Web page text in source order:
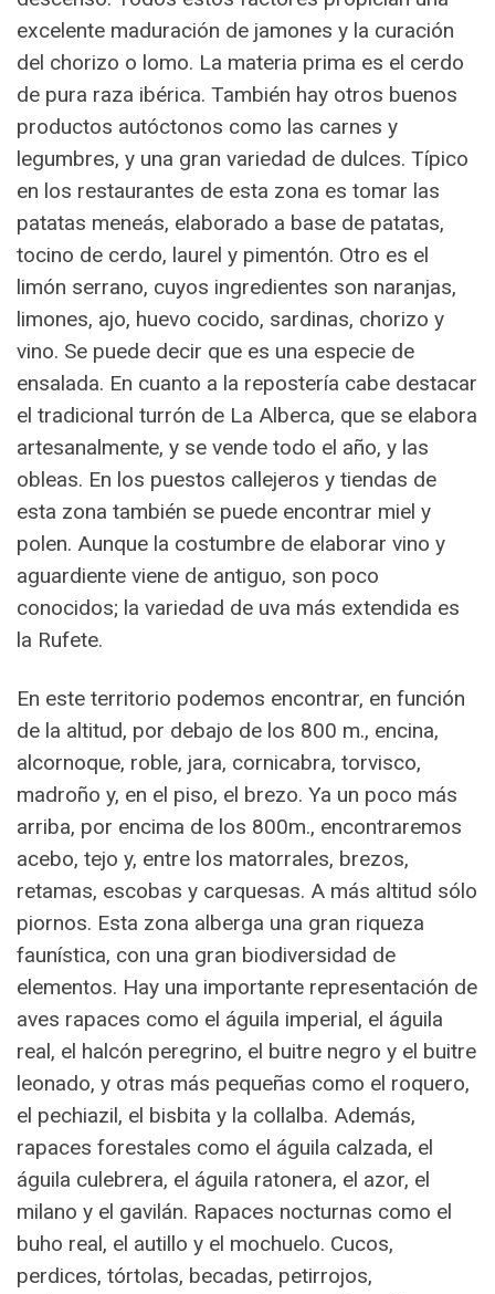
excelente maduración de jamones y la curación
del chorizo o lomo. La materia prima es el cerdo
de pura raza ibérica. También hay otros buenos
productos autóctonos como las carnes y
legumbres, y una gran variedad de dulces. Típico
en los restaurantes de esta zona es tomar las
patatas meneás, elaborado a base de patatas,
tocino de cerdo, laurel y pimentón. Otro es el
limón serrano, cuyos ingredientes son naranjas,
limones, ajo, huevo cocido, sardinas, chorizo y
vino. Se puede decir que es una especie de
ensalada. En cuanto a la repostería cabe destacar
el tradicional turrón de La Alberca, que se elabora
artesanalmente, y se vende todo el año, y las
obleas. En los puestos callejeros y tiendas de
esta zona también se puede encontrar miel y
polen. Aunque la costumbre de elaborar vino y
aguardiente viene de antiguo, son poco
conocidos; la variedad de uva más extendida es
la Rufete.
En este territorio podemos encontrar, en función
de la altitud, por debajo de los 800 m., encina,
alcornoque, roble, jara, cornicabra, torvisco,
madroño y, en el piso, el brezo. Ya un poco más
arriba, por encima de los 800m., encontraremos
acebo, tejo y, entre los matorrales, brezos,
retamas, escobas y carquesas. A más altitud sólo
piornos. Esta zona alberga una gran riqueza
faunística, con una gran biodiversidad de
elementos. Hay una importante representación de
aves rapaces como el águila imperial, el águila
real, el halcón peregrino, el buitre negro y el buitre
leonado, y otras más pequeñas como el roquero,
el pechiazil, el bisbita y la collalba. Además,
rapaces forestales como el águila calzada, el
águila culebrera, el águila ratonera, el azor, el
milano y el gavilán. Rapaces nocturnas como el
buho real, el autillo y el mochuelo. Cucos,
perdices, tórtolas, becadas, petirrojos,